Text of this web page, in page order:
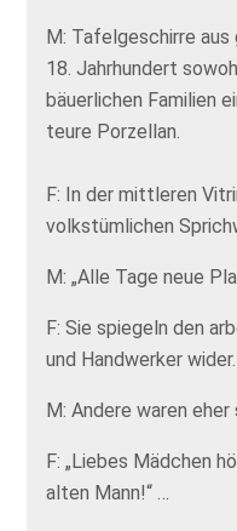
M: Tafelgeschirre
18. Jahrhundert
bäuerlichen Familien
teure Porzellan.
F: In der mittleren
volkstümlichen
M: „Alle Tage neue
F: Sie spiegeln den
und Handwerker wider.
M: Andere waren
F: „Liebes Mädchen
alten Mann!“ …